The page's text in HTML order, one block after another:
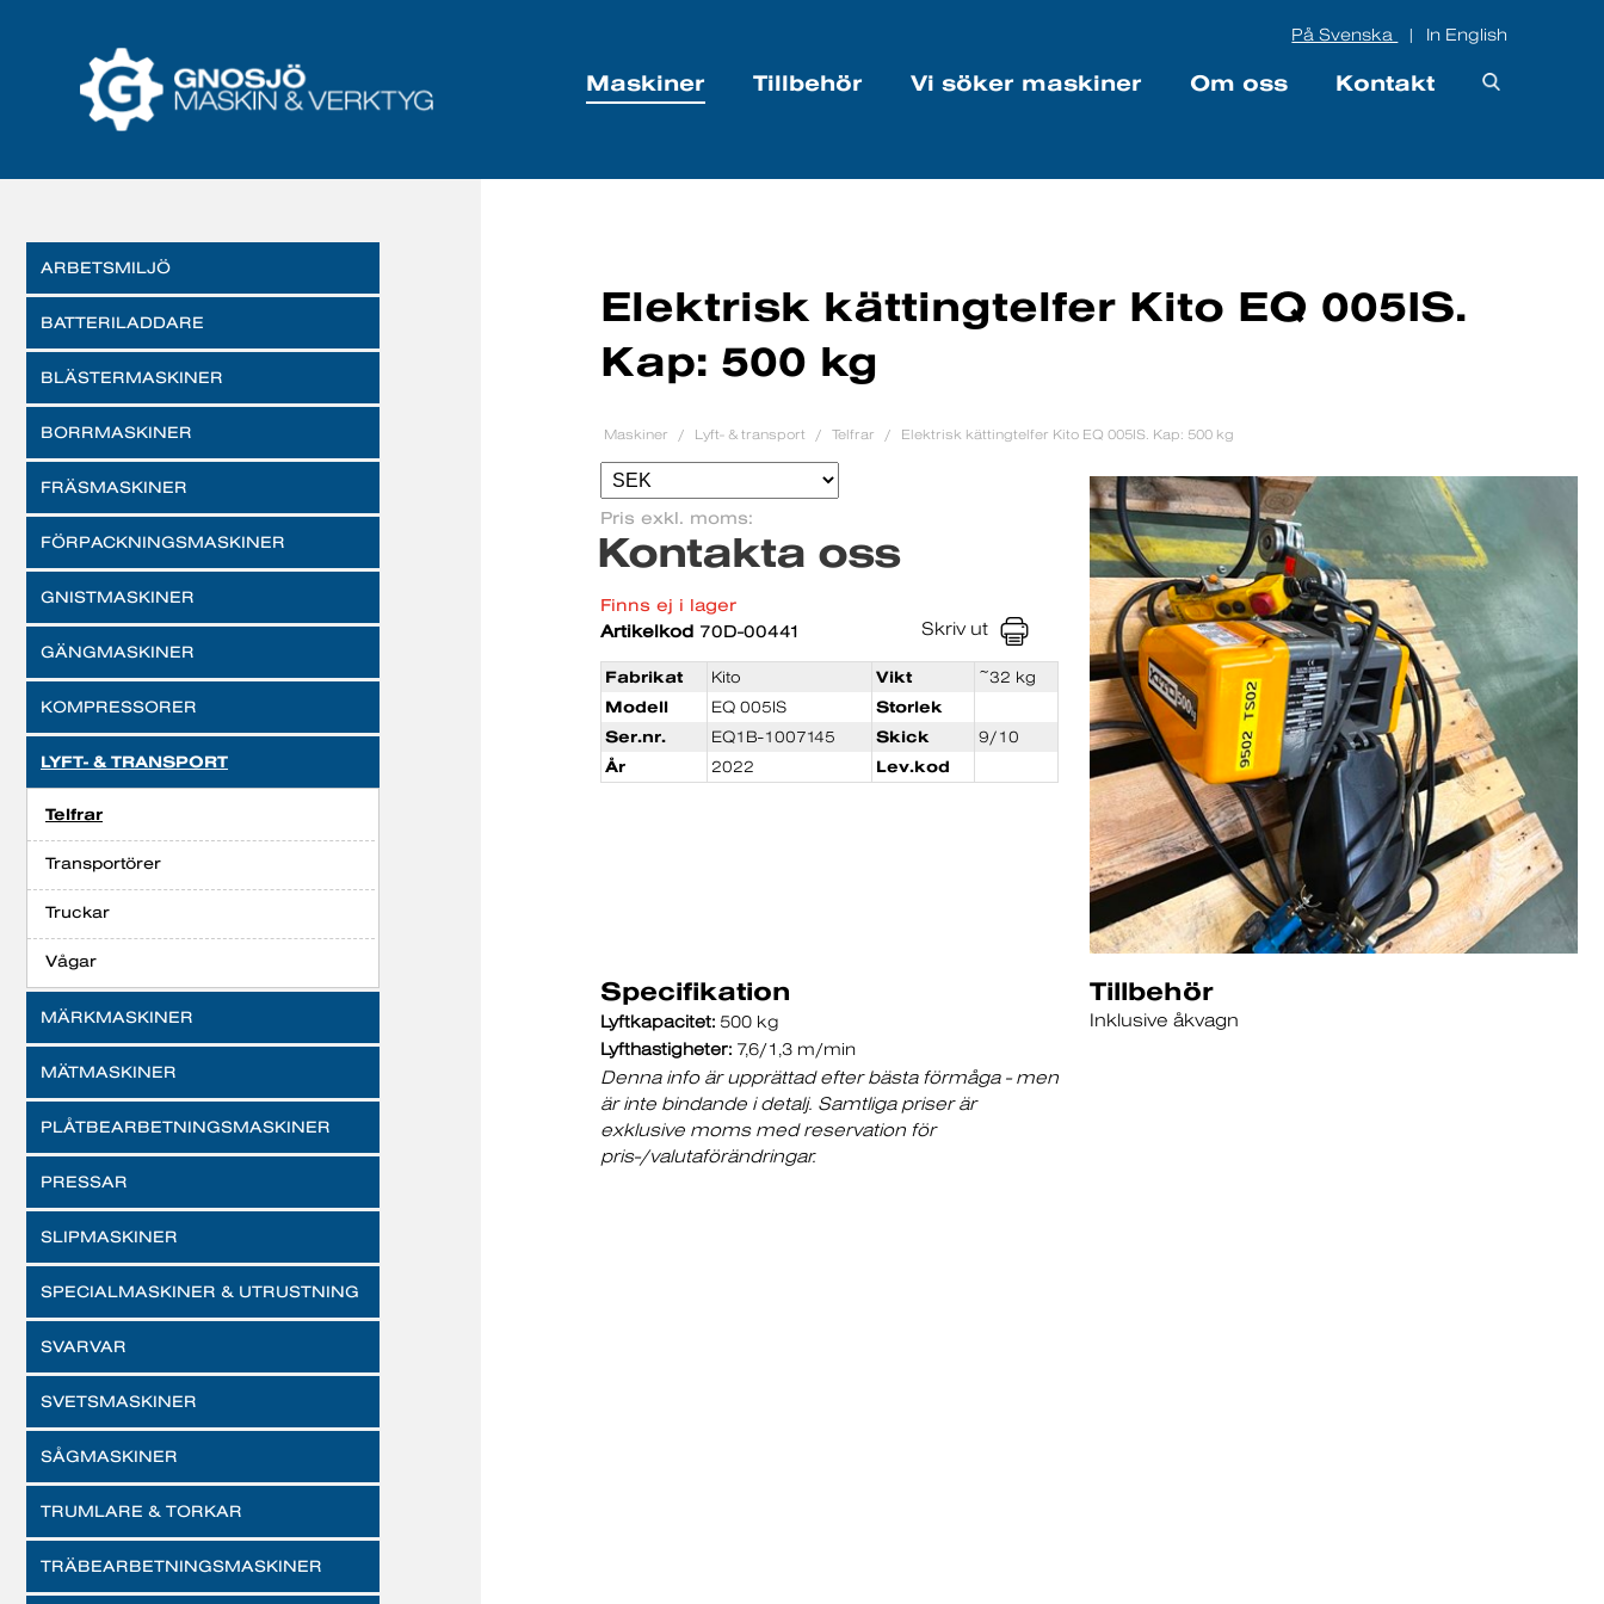
På Svenska In English
Maskiner Tillbehör Vi söker maskiner Om oss Kontakt
ARBETSMILJÖ
BATTERILADDARE
BLÄSTERMASKINER
BORRMASKINER
FRÄSMASKINER
FÖRPACKNINGSMASKINER
GNISTMASKINER
GÄNGMASKINER
KOMPRESSORER
LYFT- & TRANSPORT
Telfrar
Transportörer
Truckar
Vågar
MÄRKMASKINER
MÄTMASKINER
PLÅTBEARBETNINGSMASKINER
PRESSAR
SLIPMASKINER
SPECIALMASKINER & UTRUSTNING
SVARVAR
SVETSMASKINER
SÅGMASKINER
TRUMLARE & TORKAR
TRÄBEARBETNINGSMASKINER
Elektrisk kättingtelfer Kito EQ 005IS.
Kap: 500 kg
Maskiner Lyft- & transport Telfrar Elektrisk kättingtelfer Kito EQ 005IS. Kap: 500 kg
Pris exkl. moms:
Kontakta oss
Finns ej i lager
Artikelkod 70D-00441 Skriv ut
Fabrikat Kito Vikt
~32 kg
Modell
EQ 005IS
Storlek
Ser.nr.
EQ1B-1007145 Skick
9/10
År
2022 Lev.kod
Tillbehör
Inklusive åkvagn
Specifikation
Lyftkapacitet: 500 kg
Lyfthastigheter: 7,6/1,3 m/min
Denna info är upprättad efter bästa förmåga - men
är inte bindande i detalj. Samtliga priser är
exklusive moms med reservation för
pris-/valutaförändringar.